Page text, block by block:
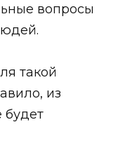
вопросы
такой
из
будет